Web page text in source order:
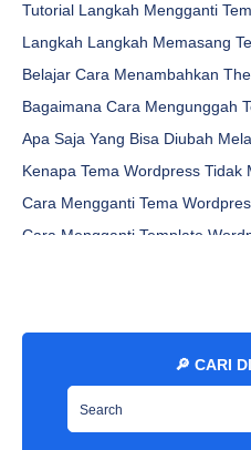
Tutorial Langkah Mengganti
Langkah Langkah Memasang
Belajar Cara Menambahkan
Bagaimana Cara Mengunggah
Apa Saja Yang Bisa Diubah
Kenapa Tema Wordpress Tidak
Cara Mengganti Tema
Cara Mengganti Template
Apa Yang Dimaksud Dengan
Bagaimana Cara Mendapatkan
Alat Untuk Rephrase Tulisan
Mesin Pencari Yang Sering
🔎 CARI